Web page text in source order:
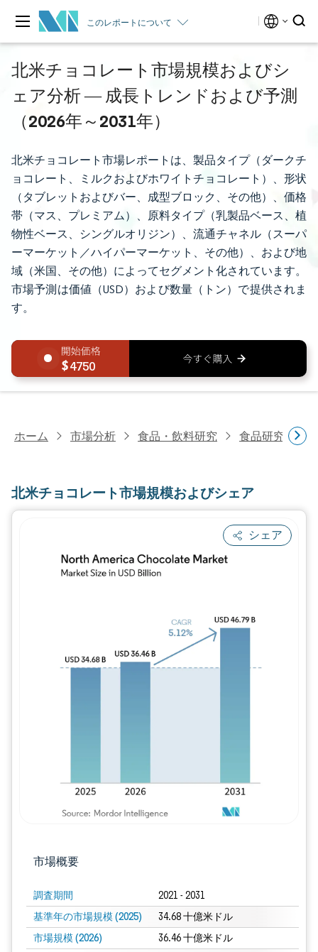
このレポートについて
北米チョコレート市場規模およびシ
ェア分析 ― 成長トレンドおよび予測
（2026年～2031年）
北米チョコレート市場レポートは、製品タイプ（ダークチ
ョコレート、ミルクおよびホワイトチョコレート）、形状
（タブレットおよびバー、成型ブロック、その他）、価格
帯（マス、プレミアム）、原料タイプ（乳製品ベース、植
物性ベース、シングルオリジン）、流通チャネル（スーパ
ーマーケット／ハイパーマーケット、その他）、および地
域（米国、その他）によってセグメント化されています。
市場予測は価値（USD）および数量（トン）で提供されま
す。
4750
ホーム 市場分析 食品・飲料研究 食品研究
北米チョコレート市場規模およびシェア
シェア
市場概要
調査期間 2021 - 2031
基準年の市場規模 (2025) 34.68 十億米ドル
市場規模 (2026) 36.46 十億米ドル